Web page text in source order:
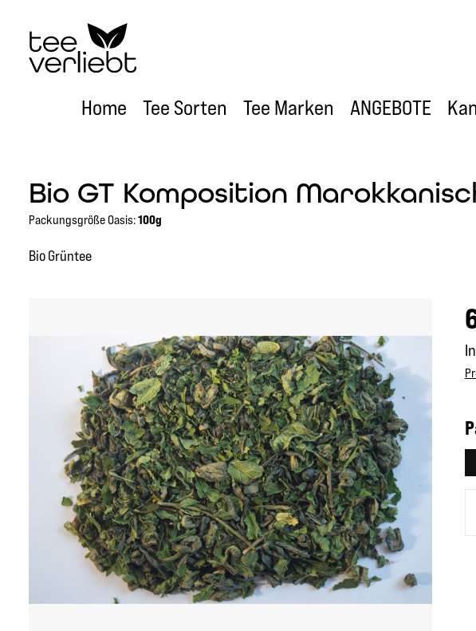
Hauptinhalt springen
Zur Hauptnavigation springen
Home Tee Sorten Tee Marken ANGEBOTE
Bio GT Komposition
Packungsgröße Oasis:100g
Bio Grüntee